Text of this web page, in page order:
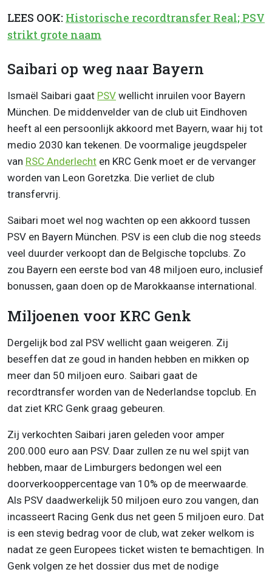
LEES OOK: Historische recordtransfer Real; PSV
strikt grote naam
Saibari op weg naar Bayern
Ismaël Saibari gaat PSV wellicht inruilen voor Bayern
München. De middenvelder van de club uit Eindhoven
heeft al een persoonlijk akkoord met Bayern, waar hij tot
medio 2030 kan tekenen. De voormalige jeugdspeler
van RSC Anderlecht en KRC Genk moet er de vervanger
worden van Leon Goretzka. Die verliet de club
transfervrij.
Saibari moet wel nog wachten op een akkoord tussen
PSV en Bayern München. PSV is een club die nog steeds
veel duurder verkoopt dan de Belgische topclubs. Zo
zou Bayern een eerste bod van 48 miljoen euro, inclusief
bonussen, gaan doen op de Marokkaanse international.
Miljoenen voor KRC Genk
Dergelijk bod zal PSV wellicht gaan weigeren. Zij
beseffen dat ze goud in handen hebben en mikken op
meer dan 50 miljoen euro. Saibari gaat de
recordtransfer worden van de Nederlandse topclub. En
dat ziet KRC Genk graag gebeuren.
Zij verkochten Saibari jaren geleden voor amper
200.000 euro aan PSV. Daar zullen ze nu wel spijt van
hebben, maar de Limburgers bedongen wel een
doorverkooppercentage van 10% op de meerwaarde.
Als PSV daadwerkelijk 50 miljoen euro zou vangen, dan
incasseert Racing Genk dus net geen 5 miljoen euro. Dat
is een stevig bedrag voor de club, wat zeker welkom is
nadat ze geen Europees ticket wisten te bemachtigen. In
Genk volgen ze het dossier dus met de nodige